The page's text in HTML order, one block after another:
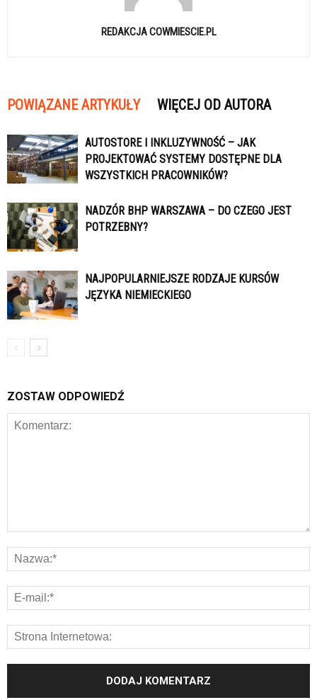
REDAKCJA COWMIESCIE.PL
POWIĄZANE ARTYKUŁY WIĘCEJ OD AUTORA
AUTOSTORE I INKLUZYWNOŚĆ – JAK
PROJEKTOWAĆ SYSTEMY DOSTĘPNE DLA
WSZYSTKICH PRACOWNIKÓW?
NADZÓR BHP WARSZAWA – DO CZEGO JEST
POTRZEBNY?
NAJPOPULARNIEJSZE RODZAJE KURSÓW
JĘZYKA NIEMIECKIEGO
ZOSTAW ODPOWIEDŹ